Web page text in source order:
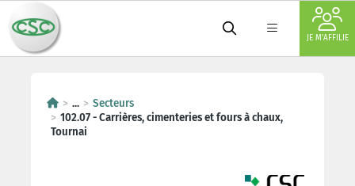
JE M'AFFILIE
...
Secteurs
102.07 - Carrières, cimenteries et fours à chaux,
Tournai